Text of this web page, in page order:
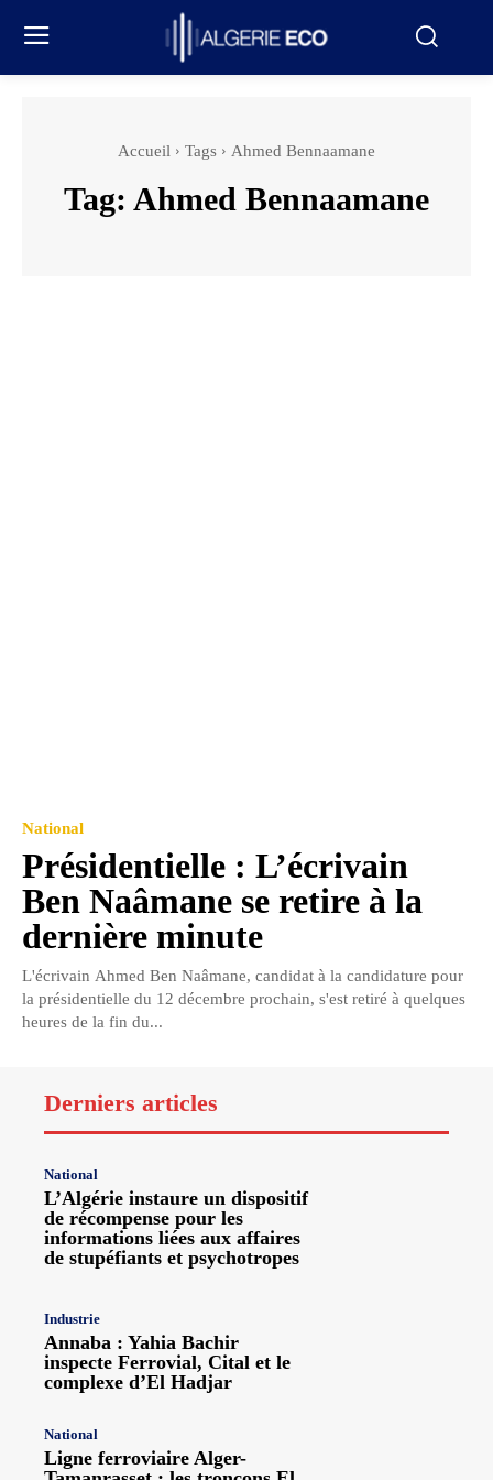
Accueil Tags Ahmed Bennaamane
Tag: Ahmed Bennaamane
National
Présidentielle : L’écrivain
Ben Naâmane se retire à la
dernière minute
L'écrivain Ahmed Ben Naâmane, candidat à la candidature pour
la présidentielle du 12 décembre prochain, s'est retiré à quelques
heures de la fin du...
Derniers articles
National
L’Algérie instaure un dispositif
de récompense pour les
informations liées aux affaires
de stupéfiants et psychotropes
Industrie
Annaba : Yahia Bachir
inspecte Ferrovial, Cital et le
complexe d’El Hadjar
National
Ligne ferroviaire Alger-